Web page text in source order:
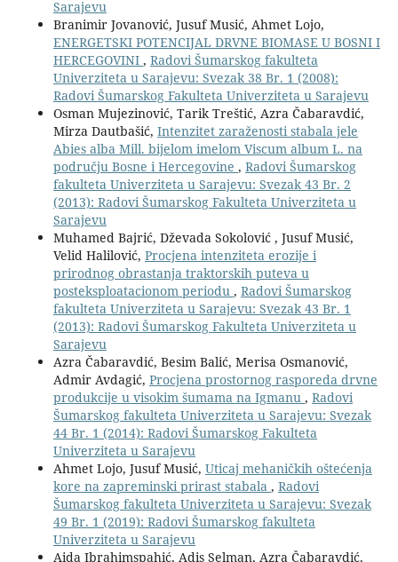
Sarajevu
Branimir Jovanović, Jusuf Musić, Ahmet Lojo,
ENERGETSKI POTENCIJAL DRVNE BIOMASE U BOSNI I
HERCEGOVINI , Radovi Šumarskog fakulteta
Univerziteta u Sarajevu: Svezak 38 Br. 1 (2008):
Radovi Šumarskog Fakulteta Univerziteta u Sarajevu
Osman Mujezinović, Tarik Treštić, Azra Čabaravdić,
Mirza Dautbašić, Intenzitet zaraženosti stabala jele
Abies alba Mill. bijelom imelom Viscum album L. na
području Bosne i Hercegovine , Radovi Šumarskog
fakulteta Univerziteta u Sarajevu: Svezak 43 Br. 2
(2013): Radovi Šumarskog Fakulteta Univerziteta u
Sarajevu
Muhamed Bajrić, Dževada Sokolović , Jusuf Musić,
Velid Halilović, Procjena intenziteta erozije i
prirodnog obrastanja traktorskih puteva u
posteksploatacionom periodu , Radovi Šumarskog
fakulteta Univerziteta u Sarajevu: Svezak 43 Br. 1
(2013): Radovi Šumarskog Fakulteta Univerziteta u
Sarajevu
Azra Čabaravdić, Besim Balić, Merisa Osmanović,
Admir Avdagić, Procjena prostornog rasporeda drvne
produkcije u visokim šumama na Igmanu , Radovi
Šumarskog fakulteta Univerziteta u Sarajevu: Svezak
44 Br. 1 (2014): Radovi Šumarskog Fakulteta
Univerziteta u Sarajevu
Ahmet Lojo, Jusuf Musić, Uticaj mehaničkih oštećenja
kore na zapreminski prirast stabala , Radovi
Šumarskog fakulteta Univerziteta u Sarajevu: Svezak
49 Br. 1 (2019): Radovi Šumarskog fakulteta
Univerziteta u Sarajevu
Aida Ibrahimspahić, Adis Selman, Azra Čabaravdić,